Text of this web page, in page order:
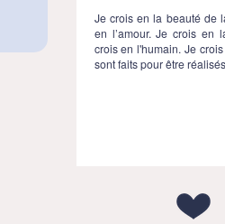
Je crois en la beauté de
en l’amour. Je crois en
crois en l'humain. Je
sont faits pour être